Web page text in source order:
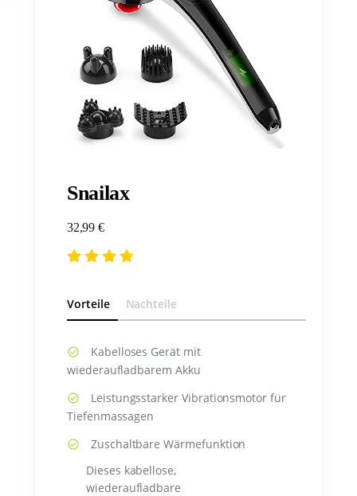
Snailax
32,99 €
Vorteile Nachteile
Kabelloses Gerät mit
wiederaufladbarem Akku
Leistungsstarker Vibrationsmotor für
Tiefenmassagen
Zuschaltbare Wärmefunktion
Dieses kabellose,
wiederaufladbare